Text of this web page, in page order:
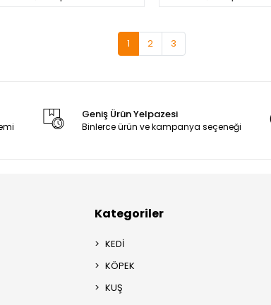
1 2 3
Geniş Ürün Yelpazesi
Binlerce ürün ve kampanya seçeneği
Kategoriler
KEDİ
KÖPEK
KUŞ